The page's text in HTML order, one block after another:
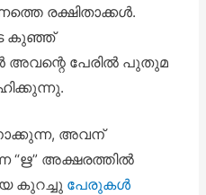
രക്ഷിതാക്കൾ.
കുഞ്ഞ്
അവന്റെ പേരിൽ പുതുമ
അവന്
അക്ഷരത്തിൽ
കുറച്ചു പേരുകൾ